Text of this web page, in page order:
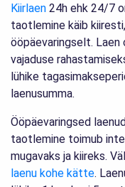
Kiirlaen 24h ehk 24/7
taotlemine käib
ööpäevaringselt. Laen
vajaduse
lühike
laenusumma.
Ööpäevaringsed
taotlemine toimub
mugavaks ja kiireks.
laenu kohe kätte.